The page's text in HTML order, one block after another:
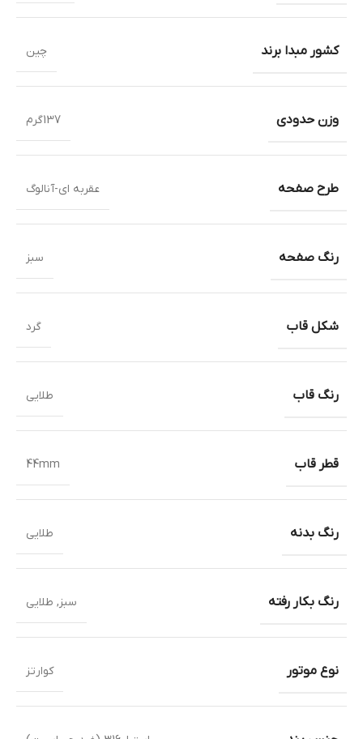
کشور مبدا برند چین
وزن حدودی 137گرم
طرح صفحه عقربه ای-آنالوگ
رنگ صفحه سبز
شکل قاب گرد
رنگ قاب طلایی
قطر قاب 44mm
رنگ بدنه طلایی
رنگ بکار رفته سبز, طلایی
نوع موتور کوارتز